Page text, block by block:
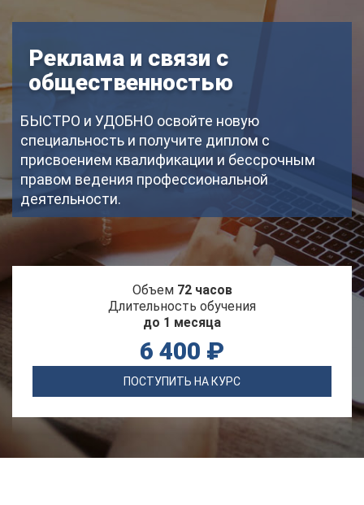
Реклама и связи с
общественностью
БЫСТРО и УДОБНО освойте новую
специальность и получите диплом с
присвоением квалификации и бессрочным
правом ведения профессиональной
деятельности.
Объем 72 часов
Длительность обучения
до 1 месяца
6 400 ₽
ПОСТУПИТЬ НА КУРС